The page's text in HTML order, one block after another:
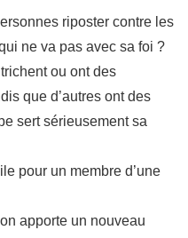
riposter contre les
ne va pas avec sa foi ?
ou ont des
que d’autres ont des
sert sérieusement sa
pour un membre d’une
apporte un nouveau